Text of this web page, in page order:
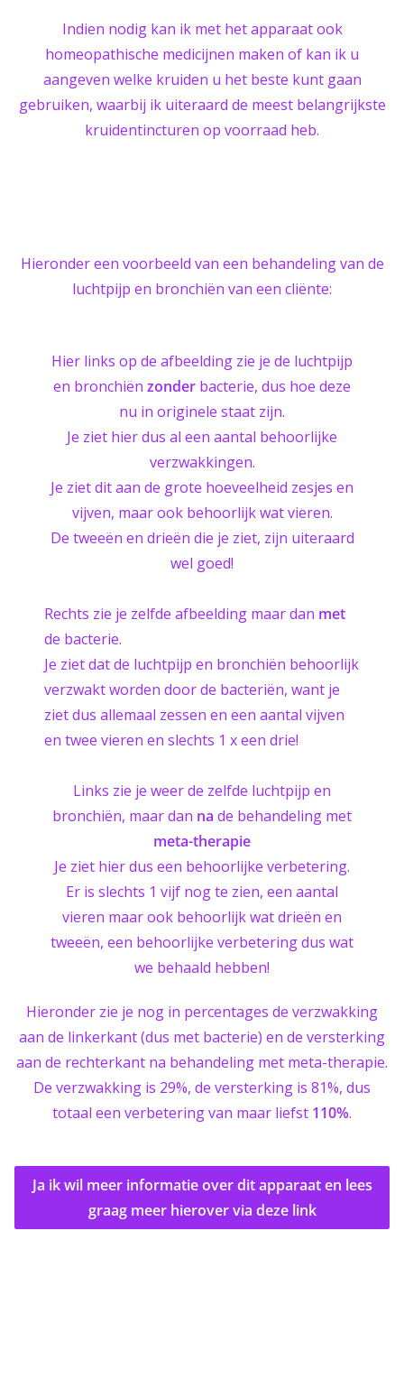
Indien nodig kan ik met het apparaat ook
homeopathische medicijnen maken of kan ik u
aangeven welke kruiden u het beste kunt gaan
gebruiken, waarbij ik uiteraard de meest belangrijkste
kruidentincturen op voorraad heb.
Hieronder een voorbeeld van een behandeling van de
luchtpijp en bronchiën van een cliënte:
Hier links op de afbeelding zie je de luchtpijp
en bronchiën zonder bacterie, dus hoe deze
nu in originele staat zijn.
Je ziet hier dus al een aantal behoorlijke
verzwakkingen.
Je ziet dit aan de grote hoeveelheid zesjes en
vijven, maar ook behoorlijk wat vieren.
De tweeën en drieën die je ziet, zijn uiteraard
wel goed!
Rechts zie je zelfde afbeelding maar dan met
de bacterie.
Je ziet dat de luchtpijp en bronchiën behoorlijk
verzwakt worden door de bacteriën, want je
ziet dus allemaal zessen en een aantal vijven
en twee vieren en slechts 1 x een drie!
Links zie je weer de zelfde luchtpijp en
bronchiën, maar dan na de behandeling met
meta-therapie
Je ziet hier dus een behoorlijke verbetering.
Er is slechts 1 vijf nog te zien, een aantal
vieren maar ook behoorlijk wat drieën en
tweeën, een behoorlijke verbetering dus wat
we behaald hebben!
Hieronder zie je nog in percentages de verzwakking
aan de linkerkant (dus met bacterie) en de versterking
aan de rechterkant na behandeling met meta-therapie.
De verzwakking is 29%, de versterking is 81%, dus
totaal een verbetering van maar liefst 110%.
Ja ik wil meer informatie over dit apparaat en lees
graag meer hierover via deze link